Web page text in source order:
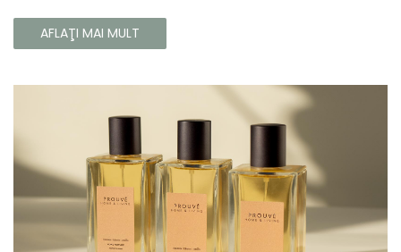
să atragă atenția și să emane un caracter unic și puternic.
AFLAŢI MAI MULT